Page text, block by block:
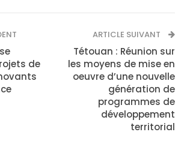
de
ARTICLE SUIVANT
Tétouan : Réunion sur
les moyens de mise en
oeuvre d’une nouvelle
génération de
programmes de
développement
territorial